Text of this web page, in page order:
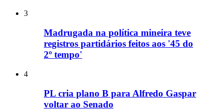
3
Madrugada na política mineira teve
registros partidários feitos aos '45 do
2º tempo'
4
PL cria plano B para Alfredo Gaspar
voltar ao Senado